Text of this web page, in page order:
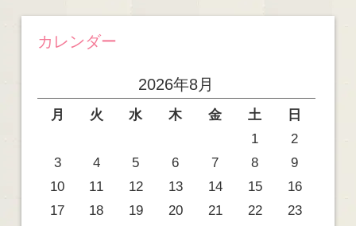
カレンダー
2026年8月
月 火 水 木 金 土
日
1
2
3
4 5 6 7 8
9
10
11 12 13 14 15
16
17
18 19 20 21 22
23